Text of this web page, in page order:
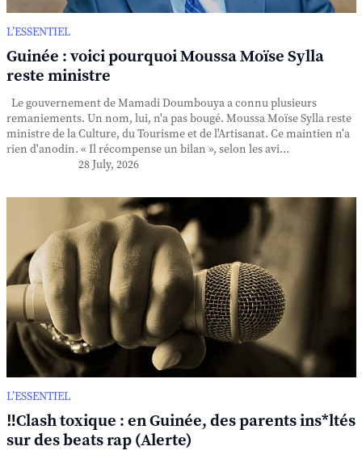
L’ESSENTIEL
Guinée : voici pourquoi Moussa Moïse Sylla
reste ministre
Le gouvernement de Mamadi Doumbouya a connu plusieurs
remaniements. Un nom, lui, n'a pas bougé. Moussa Moïse Sylla reste
ministre de la Culture, du Tourisme et de l'Artisanat. Ce maintien n'a
rien d'anodin. « Il récompense un bilan », selon les avi...
28 July, 2026
L’ESSENTIEL
‼️Clash toxique : en Guinée, des parents ins*ltés
sur des beats rap (Alerte)